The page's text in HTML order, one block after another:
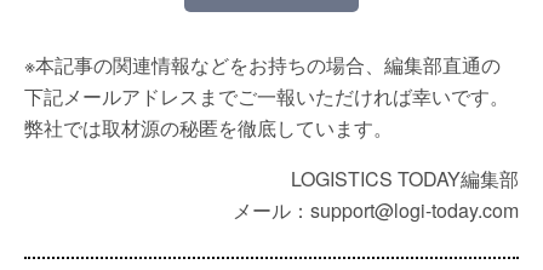
※本記事の関連情報などをお持ちの場合、編集部直通の
下記メールアドレスまでご一報いただければ幸いです。
弊社では取材源の秘匿を徹底しています。
LOGISTICS TODAY編集部
メール：support@logi-today.com